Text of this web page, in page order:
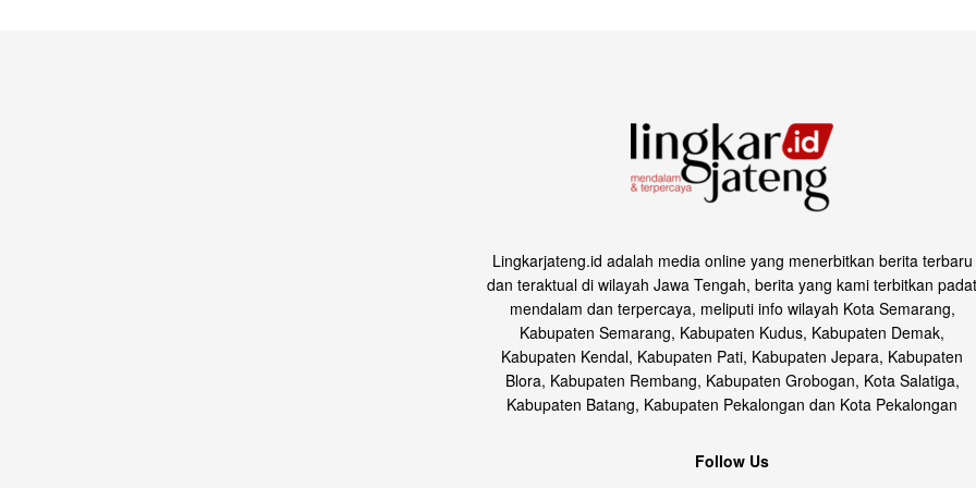
Lingkarjateng.id adalah media online yang menerbitkan berita terbaru
dan teraktual di wilayah Jawa Tengah, berita yang kami terbitkan padat
mendalam dan terpercaya, meliputi info wilayah Kota Semarang,
Kabupaten Semarang, Kabupaten Kudus, Kabupaten Demak,
Kabupaten Kendal, Kabupaten Pati, Kabupaten Jepara, Kabupaten
Blora, Kabupaten Rembang, Kabupaten Grobogan, Kota Salatiga,
Kabupaten Batang, Kabupaten Pekalongan dan Kota Pekalongan
Follow Us